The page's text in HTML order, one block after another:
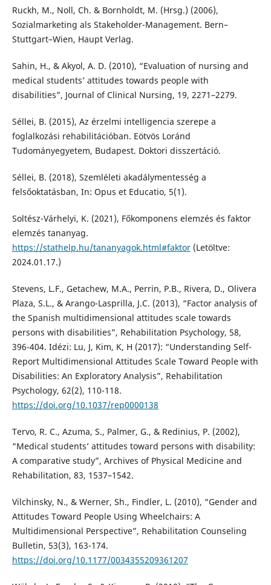
Ruckh, M., Noll, Ch. & Bornholdt, M. (Hrsg.) (2006),
Sozialmarketing als Stakeholder-Management. Bern–
Stuttgart–Wien, Haupt Verlag.
Sahin, H., & Akyol, A. D. (2010), “Evaluation of nursing and
medical students’ attitudes towards people with
disabilities”, Journal of Clinical Nursing, 19, 2271–2279.
Séllei, B. (2015), Az érzelmi intelligencia szerepe a
foglalkozási rehabilitációban. Eötvös Loránd
Tudományegyetem, Budapest. Doktori disszertáció.
Séllei, B. (2018), Szemléleti akadálymentesség a
felsőoktatásban, In: Opus et Educatio, 5(1).
Soltész-Várhelyi, K. (2021), Főkomponens elemzés és faktor
elemzés tananyag.
https://stathelp.hu/tananyagok.html#faktor(Letöltve:
2024.01.17.)
Stevens, L.F., Getachew, M.A., Perrin, P.B., Rivera, D., Olivera
Plaza, S.L., & Arango-Lasprilla, J.C. (2013), “Factor analysis of
the Spanish multidimensional attitudes scale towards
persons with disabilities”, Rehabilitation Psychology, 58,
396-404. Idézi: Lu, J, Kim, K, H (2017): “Understanding Self-
Report Multidimensional Attitudes Scale Toward People with
Disabilities: An Exploratory Analysis”, Rehabilitation
Psychology, 62(2), 110-118.
https://doi.org/10.1037/rep0000138
Tervo, R. C., Azuma, S., Palmer, G., & Redinius, P. (2002),
“Medical students’ attitudes toward persons with disability:
A comparative study”, Archives of Physical Medicine and
Rehabilitation, 83, 1537–1542.
Vilchinsky, N., & Werner, Sh., Findler, L. (2010), “Gender and
Attitudes Toward People Using Wheelchairs: A
Multidimensional Perspective”, Rehabilitation Counseling
Bulletin, 53(3), 163-174.
https://doi.org/10.1177/0034355209361207